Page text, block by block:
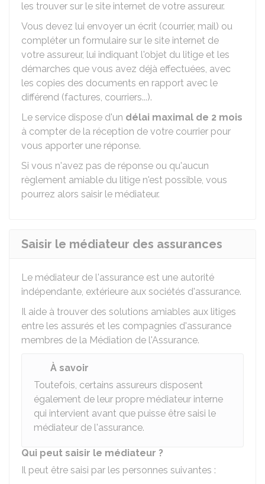
les trouver sur le site internet de votre assureur.
Vous devez lui envoyer un écrit (courrier, mail) ou
compléter un formulaire sur le site internet de
votre assureur, lui indiquant l'objet du litige et les
démarches que vous avez déjà effectuées, avec
les copies des documents en rapport avec le
différend (factures, courriers...).
Le service dispose d'un délai maximal de 2 mois
à compter de la réception de votre courrier pour
vous apporter une réponse.
Si vous n'avez pas de réponse ou qu'aucun
règlement amiable du litige n'est possible, vous
pourrez alors saisir le médiateur.
Saisir le médiateur des assurances
Le médiateur de l'assurance est une autorité
indépendante, extérieure aux sociétés d'assurance.
Il aide à trouver des solutions amiables aux litiges
entre les assurés et les compagnies d'assurance
membres de la Médiation de l'Assurance.
À savoir
Toutefois, certains assureurs disposent
également de leur propre médiateur interne
qui intervient avant que puisse être saisi le
médiateur de l'assurance.
Qui peut saisir le médiateur ?
Il peut être saisi par les personnes suivantes :